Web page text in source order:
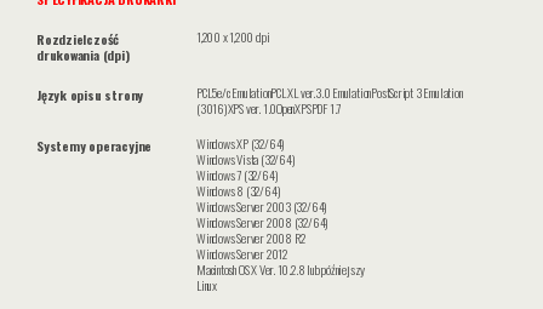
Rozdzielczość
drukowania (dpi)
1,200 x 1,200 dpi
Język opisu strony
PCL5e/c EmulationPCL XL ver.3.0 EmulationPostScript 3 Emulation
(3016)XPS ver. 1.0OpenXPSPDF 1.7
Systemy operacyjne
Windows XP (32/64)
Windows Vista (32/64)
Windows 7 (32/64)
Windows 8 (32/64)
Windows Server 2003 (32/64)
Windows Server 2008 (32/64)
Windows Server 2008 R2
Windows Server 2012
Macintosh OS X Ver. 10.2.8 lub późniejszy
Linux